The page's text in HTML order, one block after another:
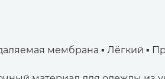
мембрана ▪ Лёгкий ▪